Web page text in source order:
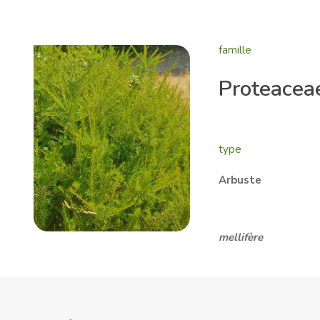
famille
type
Arbuste
mellifère